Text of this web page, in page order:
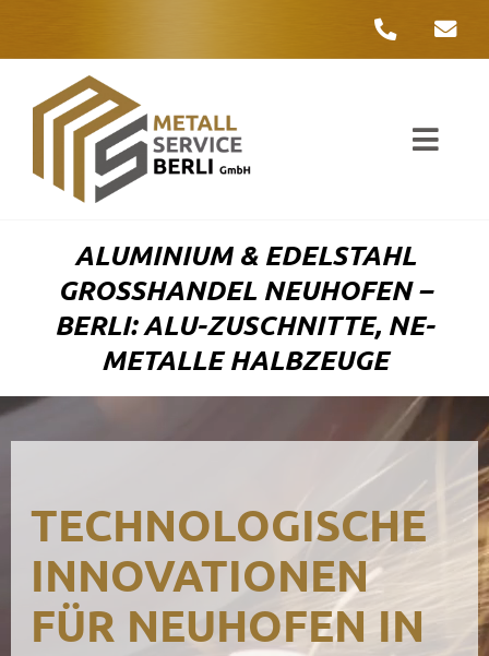
ALUMINIUM & EDELSTAHL
GROSSHANDEL NEUHOFEN – B
ERLI: ALU-ZUSCHNITTE, NE-M
ETALLE HALBZEUGE
TECHNOLOGISCHE
INNOVATIONEN
FÜR NEUHOFEN IN